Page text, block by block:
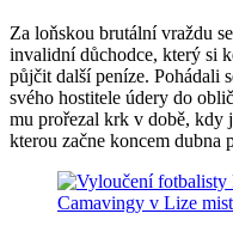
Za loňskou brutální vraždu
invalidní důchodce, který si
půjčit další peníze. Pohádali
svého hostitele údery do
mu prořezal krk v době, kdy
kterou začne koncem dubna